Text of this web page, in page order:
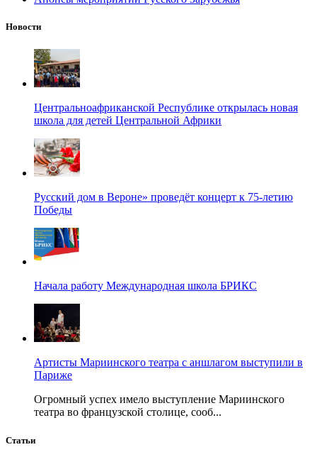
Новости
Центральноафриканской Республике открылась новая
школа для детей Центральной Африки
Русский дом в Вероне» проведёт концерт к 75-летию
Победы
Начала работу Международная школа БРИКС
Артисты Мариинского театра с аншлагом выступили в
Париже
Огромный успех имело выступление Мариинского
театра во французской столице, сооб...
Статьи